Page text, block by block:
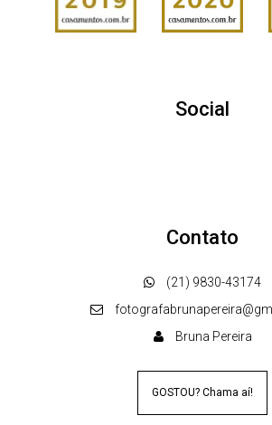
Social
Contato
(21) 9830-43174
Bruna Pereira
GOSTOU? Chama aí!